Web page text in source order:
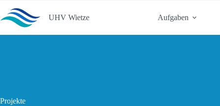
Inhalt
springen
UHV Wietze Aufgaben
Projekte